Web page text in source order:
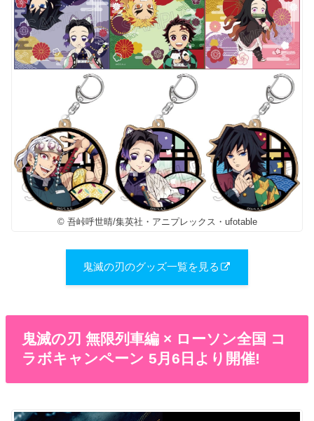
© 吾峠呼世晴/集英社・アニプレックス・ufotable
鬼滅の刃のグッズ一覧を見る
鬼滅の刃 無限列車編 × ローソン全国 コ
ラボキャンペーン 5月6日より開催!